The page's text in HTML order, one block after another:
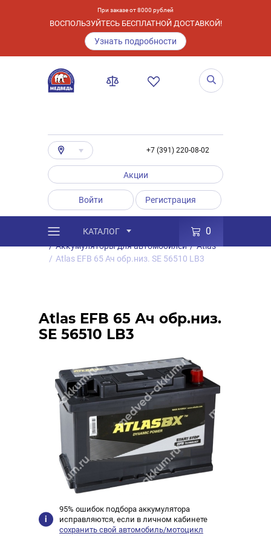
При заказе от 8000 рублей
ВОСПОЛЬЗУЙТЕСЬ БЕСПЛАТНОЙ ДОСТАВКОЙ!
Узнать подробности
+7 (391) 220-08-02
Акции
Войти Регистрация
КАТАЛОГ 0
Каталог / Товары
Аккумуляторы
/ Аккумуляторы для автомобилей / Atlas
/ Atlas EFB 65 Ач обр.низ. SE 56510 LB3
Atlas EFB 65 Ач обр.низ.
SE 56510 LB3
95% ошибок подбора аккумулятора
исправляются, если в личном кабинете
сохранить свой автомобиль/мотоцикл